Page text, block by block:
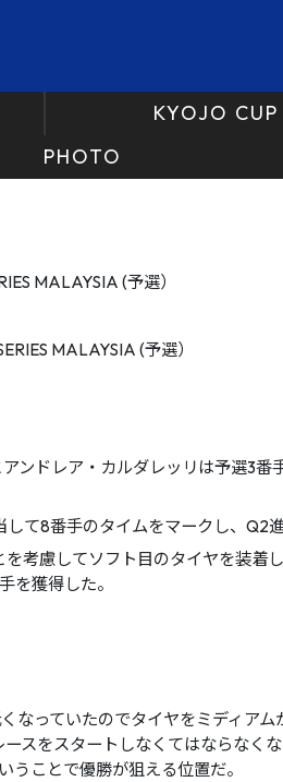
KYOJO CUP
PHOTO
MALAYSIA (予選）
ンドレア・カルダレッリは予選3
て8番手のタイムをマークし、Q2
考慮してソフト目のタイヤを装着し
を獲得した。
なっていたのでタイヤをミディアム
スをスタートしなくてはならなく
うことで優勝が狙える位置だ。